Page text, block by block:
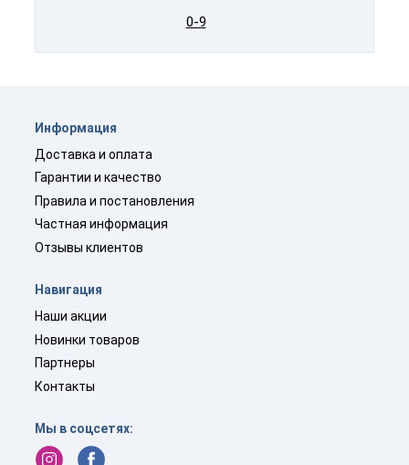
0-9
Информация
Доставка и оплата
Гарантии и качество
Правила и постановления
Частная информация
Отзывы клиентов
Навигация
Наши акции
Новинки товаров
Партнеры
Контакты
Мы в соцсетях: